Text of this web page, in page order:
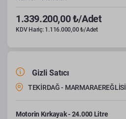
1.339.200,00 ₺/Adet
KDV Hariç: 1.116.000,00 ₺/Adet
Gizli Satıcı
TEKİRDAĞ - MARMARAEREĞLİSİ
Motorin Kırkayak - 24.000 Litre